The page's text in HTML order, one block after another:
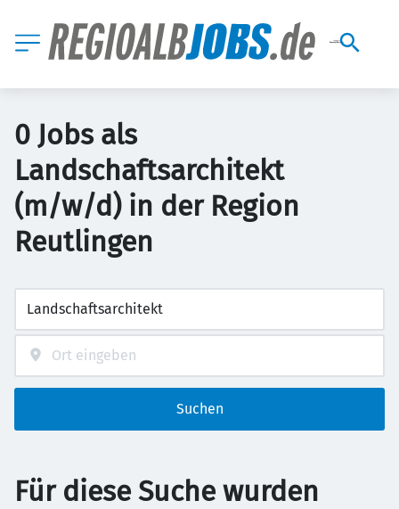
0 Jobs als
Landschaftsarchitekt
(m/w/d) in der Region
Reutlingen
Suchen
Für diese Suche wurden